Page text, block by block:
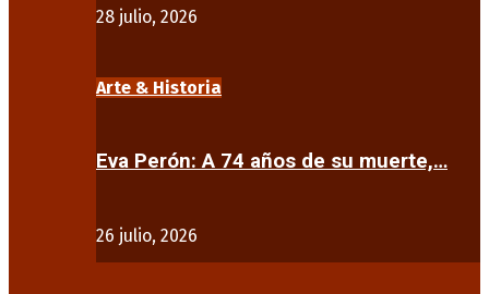
28 julio, 2026
Arte & Historia
Eva Perón: A 74 años de su muerte,…
26 julio, 2026